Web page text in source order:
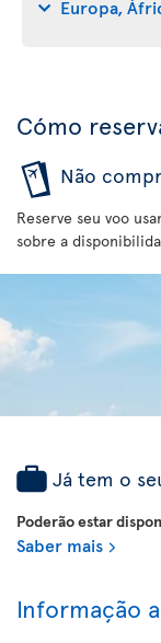
Europa,
Cómo
Não
Reserve seu voo
sobre a
Já tem o
Poderão estar
Saber mais
Informação